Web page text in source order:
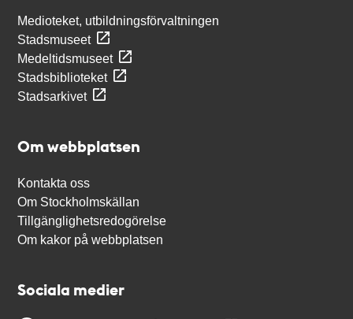
Medioteket, utbildningsförvaltningen
Stadsmuseet
Medeltidsmuseet
Stadsbiblioteket
Stadsarkivet
Om webbplatsen
Kontakta oss
Om Stockholmskällan
Tillgänglighetsredogörelse
Om kakor på webbplatsen
Sociala medier